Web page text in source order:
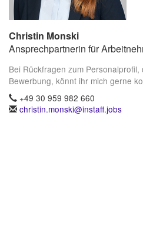
Christin Monski
Ansprechpartnerin für
Bei Rückfragen zum
Bewerbung, könnt ihr mich gerne
+49 30 959 982 660
christin.monski@instaff.jobs